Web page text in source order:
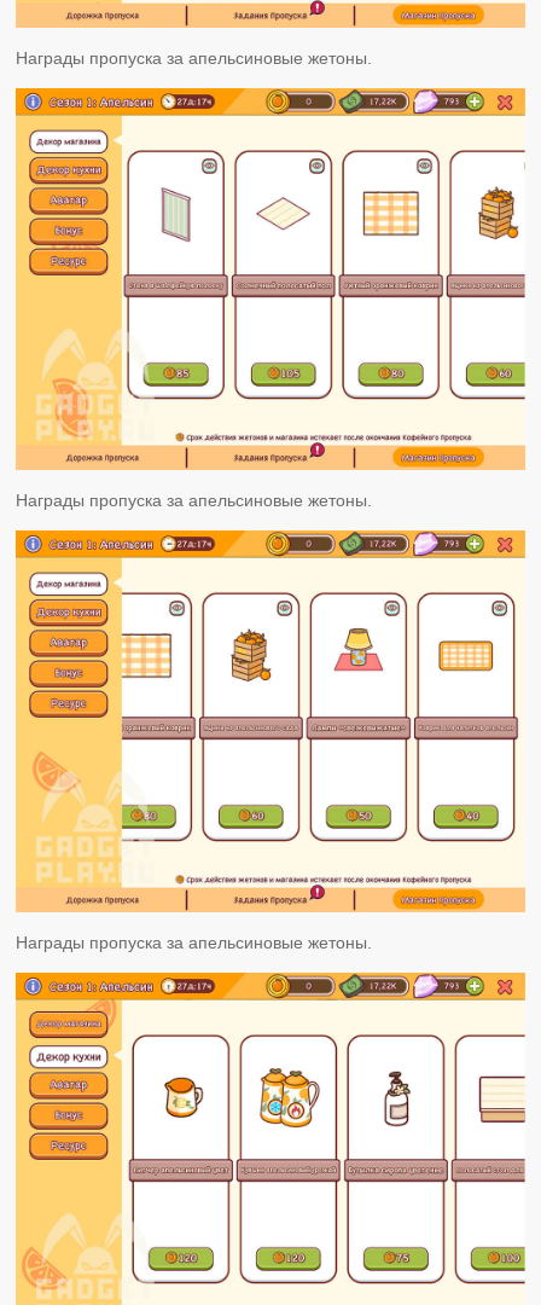
Награды пропуска за апельсиновые жетоны.
Награды пропуска за апельсиновые жетоны.
Награды пропуска за апельсиновые жетоны.